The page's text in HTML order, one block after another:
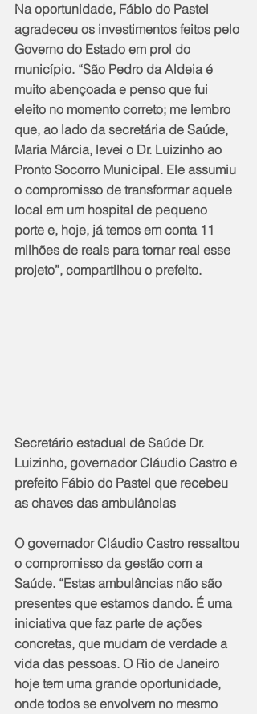
Na oportunidade, Fábio do Pastel
agradeceu os investimentos feitos pelo
Governo do Estado em prol do
município. “São Pedro da Aldeia é
muito abençoada e penso que fui
eleito no momento correto; me lembro
que, ao lado da secretária de Saúde,
Maria Márcia, levei o Dr. Luizinho ao
Pronto Socorro Municipal. Ele assumiu
o compromisso de transformar aquele
local em um hospital de pequeno
porte e, hoje, já temos em conta 11
milhões de reais para tornar real esse
projeto”, compartilhou o prefeito.
Secretário estadual de Saúde Dr.
Luizinho, governador Cláudio Castro e
prefeito Fábio do Pastel que recebeu
as chaves das ambulâncias
O governador Cláudio Castro ressaltou
o compromisso da gestão com a
Saúde. “Estas ambulâncias não são
presentes que estamos dando. É uma
iniciativa que faz parte de ações
concretas, que mudam de verdade a
vida das pessoas. O Rio de Janeiro
hoje tem uma grande oportunidade,
onde todos se envolvem no mesmo